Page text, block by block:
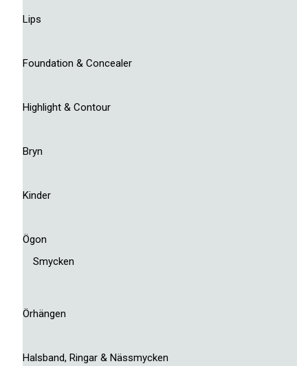
Lips
Foundation & Concealer
Highlight & Contour
Bryn
Kinder
Ögon
Smycken
Örhängen
Halsband, Ringar & Nässmycken